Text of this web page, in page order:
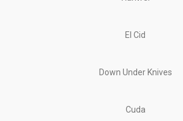
El Cid
Down Under Knives
Cuda